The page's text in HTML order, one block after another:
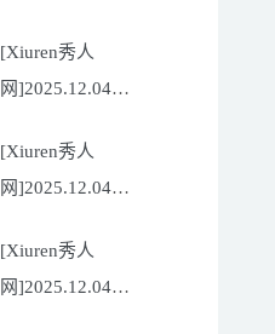
[56P/602.69MB]
[Xiuren秀人
网]2025.12.04
[56P/602.69MB]
[Xiuren秀人
网]2025.12.04
[71P/960.78MB]
[Xiuren秀人
网]2025.12.04